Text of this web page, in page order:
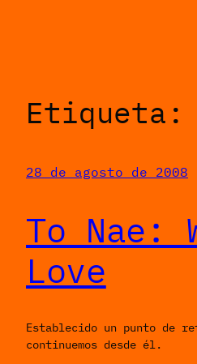
Etiqueta:
28 de agosto de 2008
To Nae:
Love
Establecido un punto de
continuemos desde él.